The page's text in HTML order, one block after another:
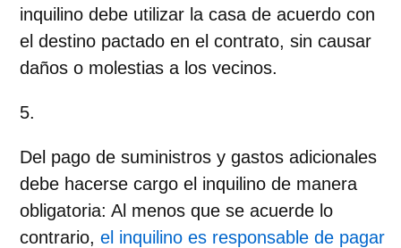
inquilino debe utilizar la casa de acuerdo con
el destino pactado en el contrato, sin causar
daños o molestias a los vecinos.
Del pago de suministros y gastos adicionales
debe hacerse cargo el inquilino de manera
obligatoria: Al menos que se acuerde lo
contrario, el inquilino es responsable de pagar